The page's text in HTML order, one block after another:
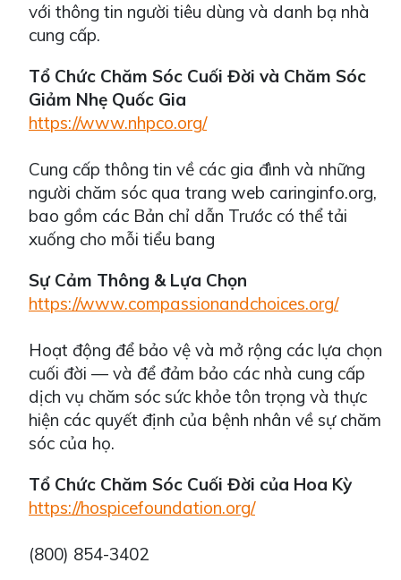
với thông tin người tiêu dùng và danh bạ nhà
cung cấp.
Tổ Chức Chăm Sóc Cuối Đời và Chăm Sóc
Giảm Nhẹ Quốc Gia
https://www.nhpco.org/
Cung cấp thông tin về các gia đình và những
người chăm sóc qua trang web caringinfo.org,
bao gồm các Bản chỉ dẫn Trước có thể tải
xuống cho mỗi tiểu bang
Sự Cảm Thông & Lựa Chọn
https://www.compassionandchoices.org/
Hoạt động để bảo vệ và mở rộng các lựa chọn
cuối đời — và để đảm bảo các nhà cung cấp
dịch vụ chăm sóc sức khỏe tôn trọng và thực
hiện các quyết định của bệnh nhân về sự chăm
sóc của họ.
Tổ Chức Chăm Sóc Cuối Đời của Hoa Kỳ
https://hospicefoundation.org/
(800) 854-3402